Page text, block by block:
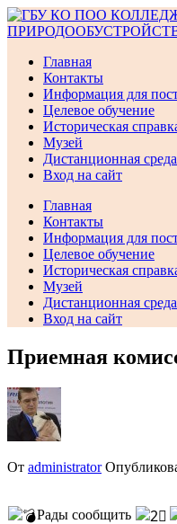
Перейти
к
Главная
Контакты
Информация для
Целевое обучение
Историческая
Музей
Дистанционная среда
Вход на сайт
Главная
Контакты
Информация для
Целевое обучение
Историческая
Музей
Дистанционная среда
Вход на сайт
Приемная
От administrator
Рады сообщить